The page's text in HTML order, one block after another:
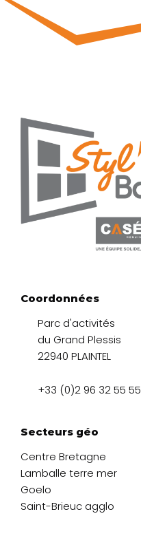
Coordonnées
Parc d'activités
du Grand Plessis
22940 PLAINTEL
+33 (0)2 96 32 55 55
Secteurs géo
Centre Bretagne
Lamballe terre mer
Goelo
Saint-Brieuc agglo